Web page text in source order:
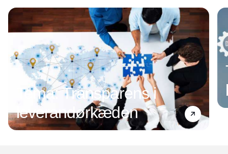
Tema: Transparens i
leverandørkæden